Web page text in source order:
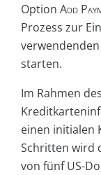
Option Add
Prozess zur
starten.
Im Rahmen
einen initialen
Schritten wird
von fünf US-